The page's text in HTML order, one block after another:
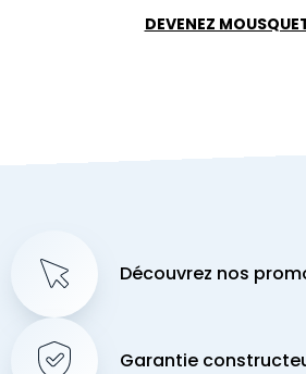
DEVENEZ
Découvrez nos
Garantie